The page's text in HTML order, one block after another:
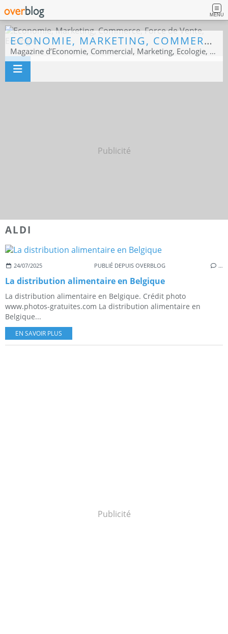
MENU
ECONOMIE, MARKETING, COMMERCE, FORCE DE VENTE, ECOLOGIE
Magazine d’Economie, Commercial, Marketing, Ecologie, Sport business
Publicité
ALDI
24/07/2025 PUBLIÉ DEPUIS OVERBLOG …
La distribution alimentaire en Belgique
La distribution alimentaire en Belgique. Crédit photo
www.photos-gratuites.com La distribution alimentaire en
Belgique...
EN SAVOIR PLUS
Publicité